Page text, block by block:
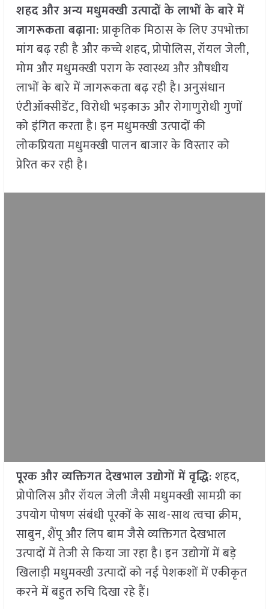
शहद और अन्य मधुमक्खी उत्पादों के लाभों के बारे में
जागरूकता बढ़ाना: प्राकृतिक मिठास के लिए उपभोक्ता
मांग बढ़ रही है और कच्चे शहद, प्रोपोलिस, रॉयल जेली,
मोम और मधुमक्खी पराग के स्वास्थ्य और औषधीय
लाभों के बारे में जागरूकता बढ़ रही है। अनुसंधान
एंटीऑक्सीडेंट, विरोधी भड़काऊ और रोगाणुरोधी गुणों
को इंगित करता है। इन मधुमक्खी उत्पादों की
लोकप्रियता मधुमक्खी पालन बाजार के विस्तार को
प्रेरित कर रही है।
पूरक और व्यक्तिगत देखभाल उद्योगों में वृद्धि: शहद,
प्रोपोलिस और रॉयल जेली जैसी मधुमक्खी सामग्री का
उपयोग पोषण संबंधी पूरकों के साथ-साथ त्वचा क्रीम,
साबुन, शैंपू और लिप बाम जैसे व्यक्तिगत देखभाल
उत्पादों में तेजी से किया जा रहा है। इन उद्योगों में बड़े
खिलाड़ी मधुमक्खी उत्पादों को नई पेशकशों में एकीकृत
करने में बहुत रुचि दिखा रहे हैं।